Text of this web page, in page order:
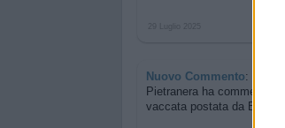
Nuovo Commento:
Pietranera ha commentato
vaccata postata da Barese